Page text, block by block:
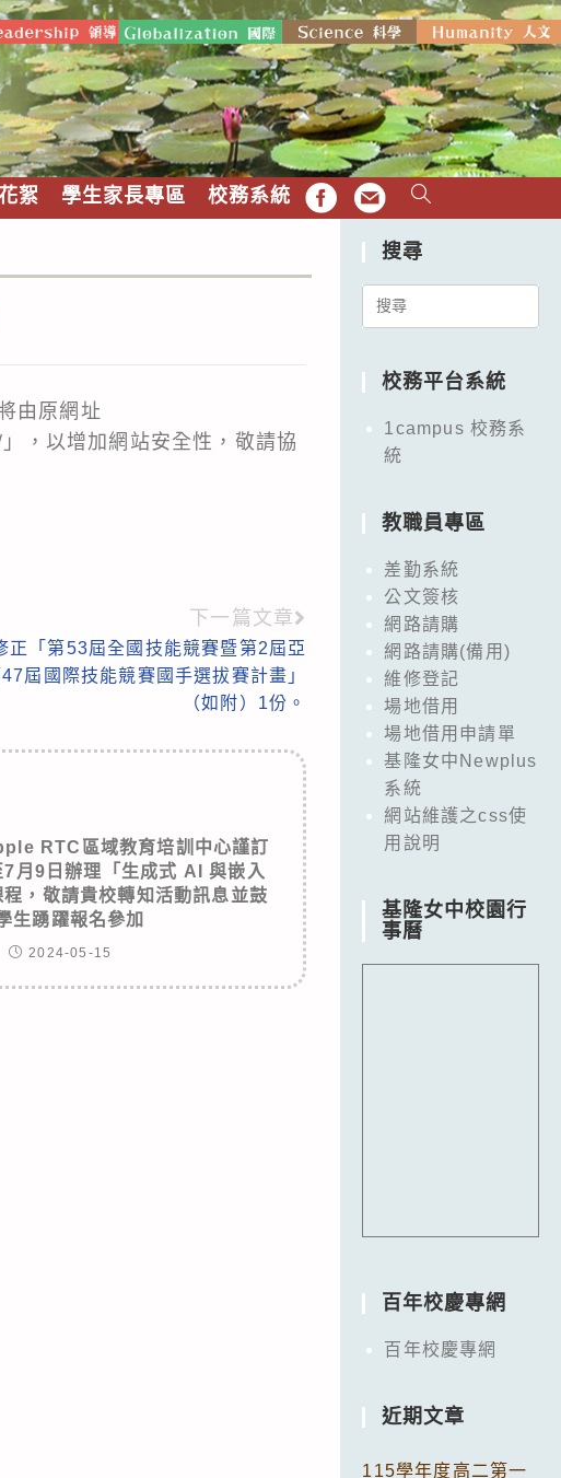
絮 學生家長專區 校務系統 FB EMAIL
由原網址
，以增加網站安全性，敬請協
下一篇文章
正「第53屆全國技能競賽暨第2屆亞
屆國際技能競賽國手選拔賽計畫」
（如附）1份。
RTC區域教育培訓中心謹訂
月9日辦理「生成式 AI 與嵌入
，敬請貴校轉知活動訊息並鼓
生踴躍報名參加
2024-05-15
搜尋
Search
校務平台系統
1campus 校務系
統
教職員專區
差勤系統
公文簽核
網路請購
網路請購(備用)
維修登記
場地借用
場地借用申請單
基隆女中Newplus
系統
網站維護之css使
用說明
基隆女中校園行
事曆
百年校慶專網
百年校慶專網
近期文章
115學年度高二第一